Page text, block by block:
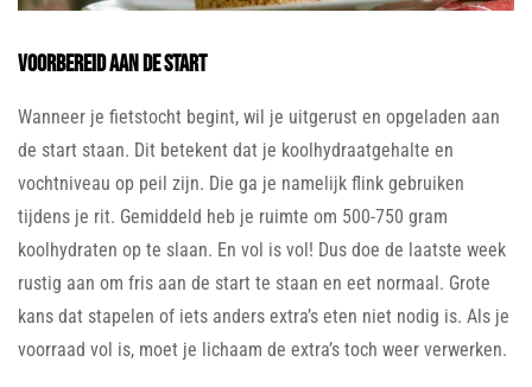
Voorbereid aan de start
Wanneer je fietstocht begint, wil je uitgerust en opgeladen aan
de start staan. Dit betekent dat je koolhydraatgehalte en
vochtniveau op peil zijn. Die ga je namelijk flink gebruiken
tijdens je rit. Gemiddeld heb je ruimte om 500-750 gram
koolhydraten op te slaan. En vol is vol! Dus doe de laatste week
rustig aan om fris aan de start te staan en eet normaal. Grote
kans dat stapelen of iets anders extra’s eten niet nodig is. Als je
voorraad vol is, moet je lichaam de extra’s toch weer verwerken.